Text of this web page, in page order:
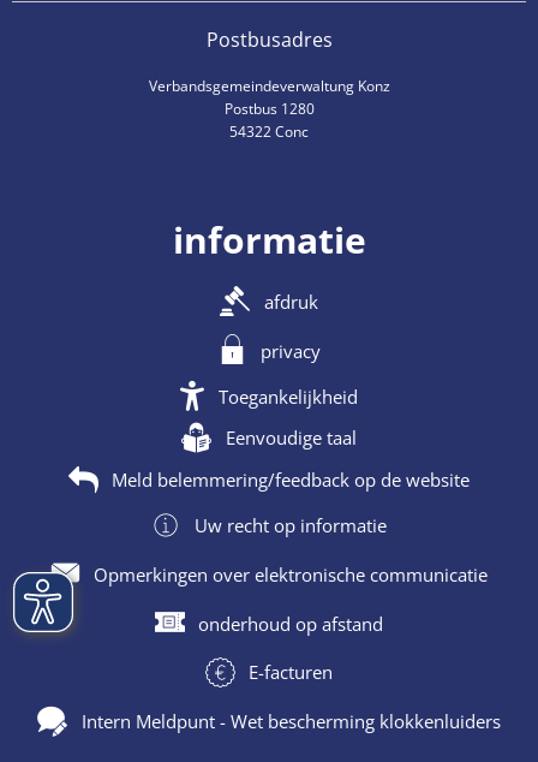
Postbusadres
Verbandsgemeindeverwaltung Konz
Postbus 1280
54322 Conc
informatie
afdruk
privacy
Toegankelijkheid
Eenvoudige taal
Meld belemmering/feedback op de website
Uw recht op informatie
Opmerkingen over elektronische communicatie
onderhoud op afstand
E-facturen
Intern Meldpunt - Wet bescherming klokkenluiders